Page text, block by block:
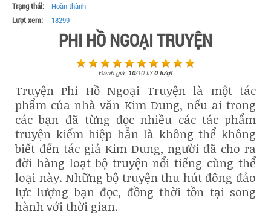
Trạng thái:
Hoàn thành
Lượt xem:
18299
PHI HỒ NGOẠI TRUYỆN
Đánh giá: 10/10từ0lượt
Truyện Phi Hồ Ngoại Truyện là một tác
phẩm của nhà văn Kim Dung, nếu ai trong
các bạn đã từng đọc nhiều các tác phẩm
truyện kiếm hiệp hẳn là không thể không
biết đến tác giả Kim Dung, người đã cho ra
đời hàng loạt bộ truyện nổi tiếng cùng thể
loại này. Những bộ truyện thu hút đông đảo
lực lượng bạn đọc, đồng thời tồn tại song
hành với thời gian.